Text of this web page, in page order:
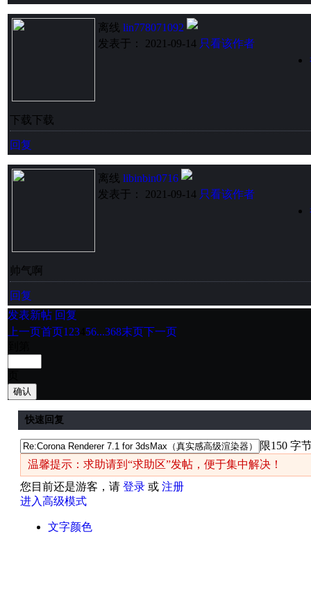
离线 lin778071092
发表于： 2021-09-14 只看该作者
下载下载
回复
离线 libinbin0716
发表于： 2021-09-14 只看该作者
帅气啊
回复
发表新帖 回复
上一页首页1 23 56...368末页下一页
确认
快速回复
限150 字
温馨提示：求助请到“求助区”发帖，便于集中解决！
您目前还是游客，请 登录 或 注册
进入高级模式
文字颜色